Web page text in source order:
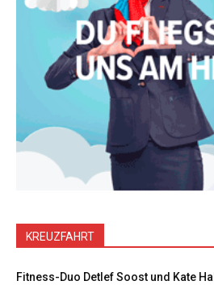
KREUZFAHRT
Fitness-Duo Detlef Soost und Kate Hall